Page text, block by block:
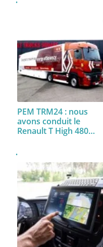
PEM TRM24 : nous
avons conduit le
Renault T High 480…